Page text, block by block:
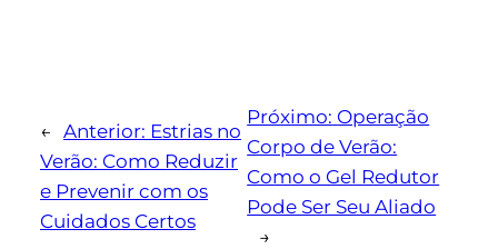
← Anterior: Estrias no
Verão: Como Reduzir
e Prevenir com os
Cuidados Certos
Próximo: Operação
Corpo de Verão:
Como o Gel Redutor
Pode Ser Seu Aliado
→